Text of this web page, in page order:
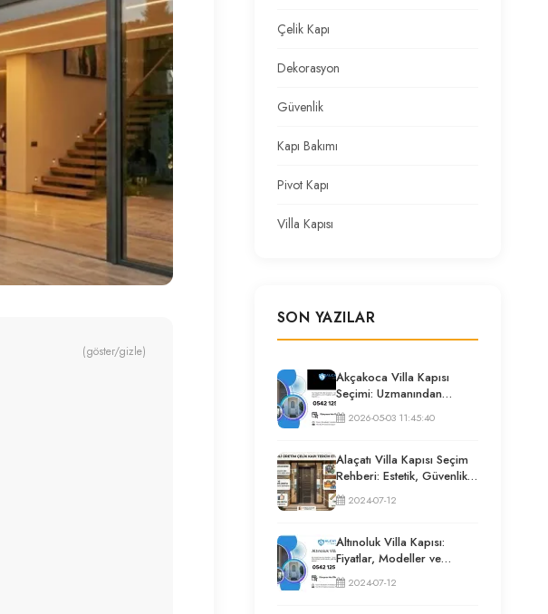
(göster/gizle)
Çelik Kapı
Dekorasyon
Güvenlik
Kapı Bakımı
Pivot Kapı
Villa Kapısı
SON YAZILAR
Akçakoca Villa Kapısı
Seçimi: Uzmanından
Güvenlik ve İzolasyon
Rehberi
2026-05-03 11:45:40
Alaçatı Villa Kapısı Seçim
Rehberi: Estetik, Güvenlik
ve Püf Noktaları
2024-07-12
Altınoluk Villa Kapısı:
Fiyatlar, Modeller ve
Uzman Seçim Rehberi
2024-07-12